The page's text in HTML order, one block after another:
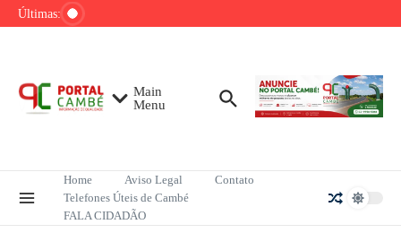
Ir para o conteúdo
Últimas:
Mega-Sena sorteia R$ 165 milhões neste
sobre redução do desmatamento na Amazônia
Main
Menu
Home Aviso Legal
Contato
Telefones Úteis de Cambé
FALA CIDADÃO